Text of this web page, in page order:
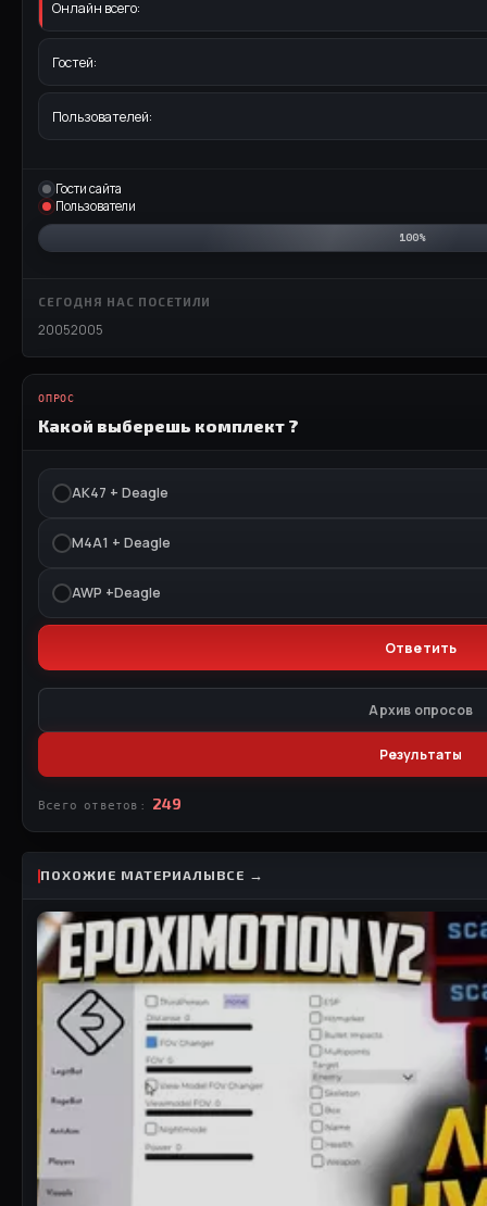
Онлайн всего:
Гостей:
Пользователей:
Гости сайта
Пользователи
100%
СЕГОДНЯ НАС ПОСЕТИЛИ
20052005
ОПРОС
Какой выберешь комплект ?
АК47 + Deagle
M4A1 + Deagle
AWP +Deagle
Архив опросов
Результаты
Всего ответов: 249
ПОХОЖИЕ МАТЕРИАЛЫ ВСЕ →